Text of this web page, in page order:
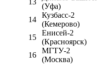
13
(Уфа)
14
Кузбасс-2
(Кемерово)
15
Енисей-2
(Красноярск)
16
МГТУ-2
(Москва)